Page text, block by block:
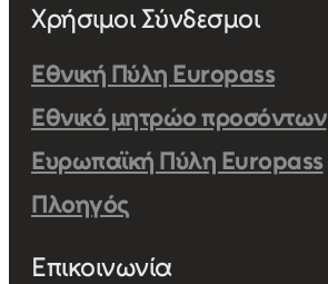
Χρήσιμοι Σύνδεσμοι
Εθνική Πύλη Europass
Εθνικό μητρώο προσόντων
Ευρωπαϊκή Πύλη Europass
Πλοηγός
Επικοινωνία